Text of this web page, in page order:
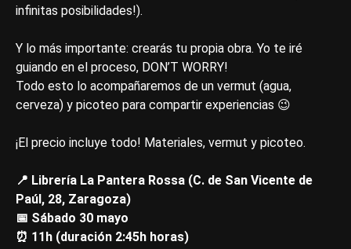
infinitas posibilidades!).
Y lo más importante: crearás tu propia obra. Yo te iré
guiando en el proceso, DON’T WORRY!
Todo esto lo acompañaremos de un vermut (agua,
cerveza) y picoteo para compartir experiencias 😉
¡El precio incluye todo! Materiales, vermut y picoteo.
📍 Librería La Pantera Rossa (C. de San Vicente de
Paúl, 28, Zaragoza)
📅 Sábado 30 mayo
⏰ 11h (duración 2:45h horas)